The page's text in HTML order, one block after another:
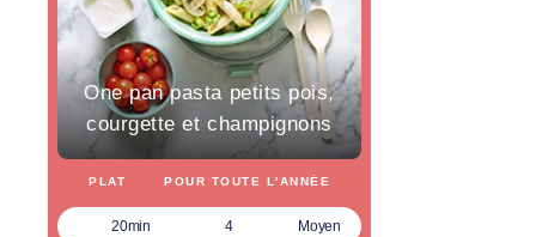
One pan pasta petits pois,
courgette et champignons
PLAT POUR TOUTE L'ANNÉE
20min 4 Moyen